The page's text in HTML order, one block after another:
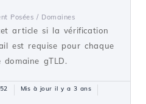
Posées / Domaines
article si la vérification
est requise pour chaque
domaine gTLD.
Mis à jour il y a 3 ans